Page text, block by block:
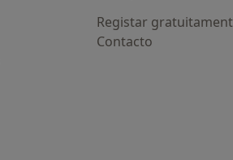
Registar
Contacto